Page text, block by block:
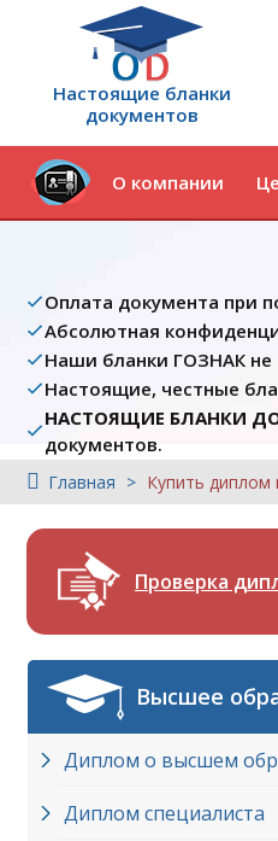
Настоящие бланки
документов
О компании
Оплата документа при
Абсолютная
Наши бланки ГОЗНАК не
Настоящие, честные
НАСТОЯЩИЕ БЛАНКИ
документов.
Главная Купить диплом
Проверка
Высшее
Диплом о высшем
Диплом специалиста